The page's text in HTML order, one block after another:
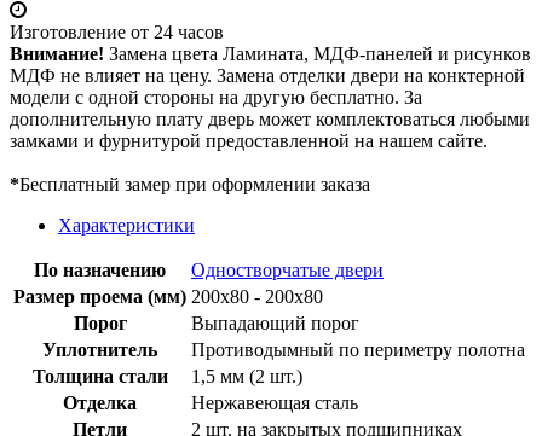
Изготовление от 24 часов
Внимание! Замена цвета Ламината, МДФ-панелей и рисунков
МДФ не влияет на цену. Замена отделки двери на конктерной
модели с одной стороны на другую бесплатно. За
дополнительную плату дверь может комплектоваться любыми
замками и фурнитурой предоставленной на нашем сайте.
*Бесплатный замер при оформлении заказа
Характеристики
По назначению
Одностворчатые двери
Размер проема (мм) 200х80 - 200х80
Порог
Выпадающий порог
Уплотнитель
Противодымный по периметру полотна
Толщина стали
1,5 мм (2 шт.)
Отделка
Нержавеющая сталь
Петли
2 шт. на закрытых подшипниках